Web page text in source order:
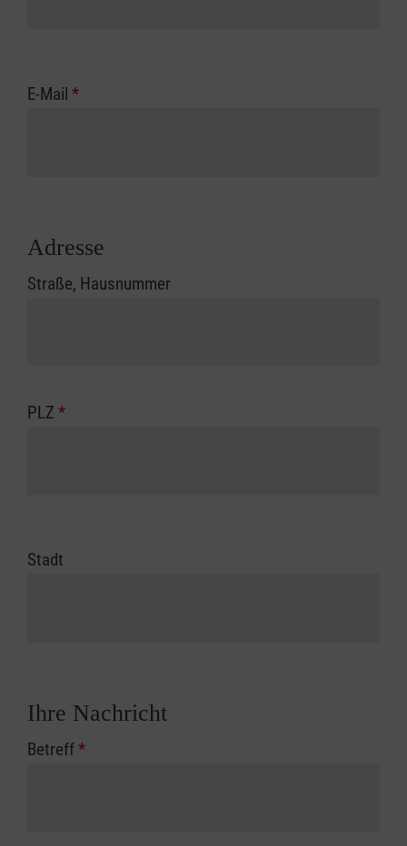
E-Mail *
Adresse
Straße, Hausnummer
PLZ *
Stadt
Ihre Nachricht
Betreff*